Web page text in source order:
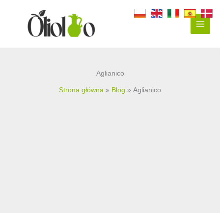
Aglianico
Strona główna Blog Aglianico